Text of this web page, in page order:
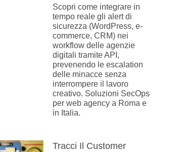
Scopri come integrare in
tempo reale gli alert di
sicurezza (WordPress, e-
commerce, CRM) nei
workflow delle agenzie
digitali tramite API,
prevenendo le escalation
delle minacce senza
interrompere il lavoro
creativo. Soluzioni SecOps
per web agency a Roma e
in Italia.
Tracci Il Customer